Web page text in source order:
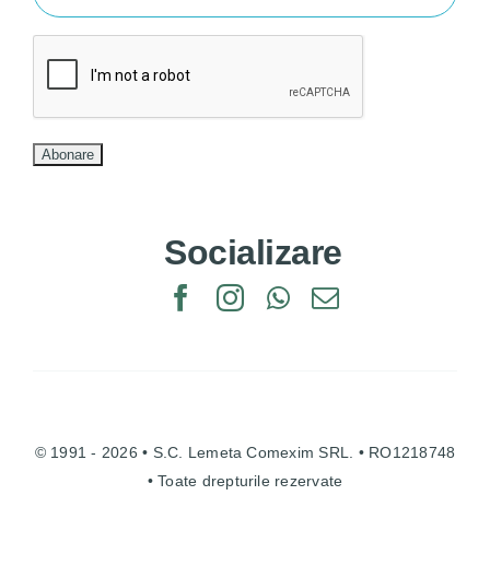
Socializare
© 1991 - 2026 • S.C. Lemeta Comexim SRL. • RO1218748
• Toate drepturile rezervate